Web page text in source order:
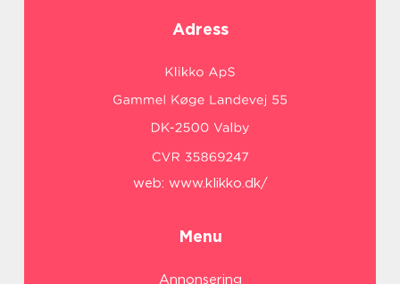
Adress
web: www.klikko.dk/
Menu
Annonsering